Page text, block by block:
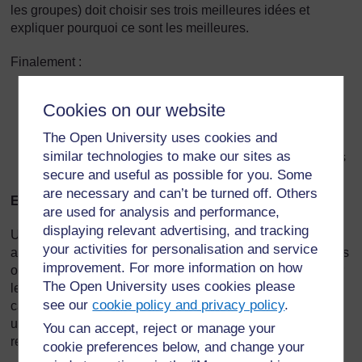
Cookies on our website
The Open University uses cookies and
similar technologies to make our sites as
secure and useful as possible for you. Some
are necessary and can’t be turned off. Others
are used for analysis and performance,
displaying relevant advertising, and tracking
your activities for personalisation and service
improvement. For more information on how
The Open University uses cookies please
see ourcookie policy and privacy policy.
You can accept, reject or manage your
cookie preferences below, and change your
les groupes) doit choisir ses trois meilleures idées et
expliquer pourquoi ce sont les meilleures.
Finalement :
bien
demandez-leur ce qu’ils ont trouvé utile dans leur
activité. Qu’ont-ils découvert sur le sujet débattu dans
le remue-méninges et qu’ils ne savaient pas avant ?
En quoi consiste une carte conceptuelle ou mentale ?
Une carte conceptuelle est un moyen de représenter des
aspects clé d’un sujet central. Les cartes mentales sont des
outils visuels qui aident les élèves à structurer et organiser
leur propre réflexion sur un concept ou sur un sujet. Une
carte mentale réduit une grande quantité d’informations en
un diagramme facile à comprendre et qui montre les
relations et les tendances entre différents aspects du sujet.